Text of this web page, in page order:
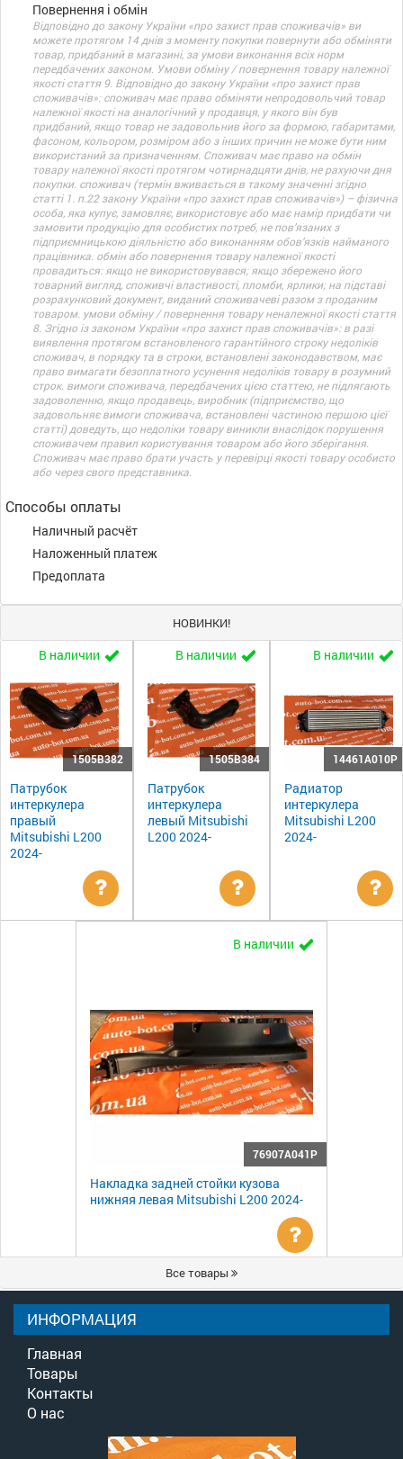
Повернення і обмін
Відповідно до закону України «про захист прав споживачів» ви
можете протягом 14 днів з моменту покупки повернути або обміняти
товар, придбаний в магазині, за умови виконання всіх норм
передбачених законом. Умови обміну / повернення товару належної
якості стаття 9. Відповідно до закону України «про захист прав
споживачів»: споживач має право обміняти непродовольчий товар
належної якості на аналогічний у продавця, у якого він був
придбаний, якщо товар не задовольнив його за формою, габаритами,
фасоном, кольором, розміром або з інших причин не може бути ним
використаний за призначенням. Споживач має право на обмін
товару належної якості протягом чотирнадцяти днів, не рахуючи дня
покупки. споживач (термін вживається в такому значенні згідно
статті 1. п.22 закону України «про захист прав споживачів») – фізична
особа, яка купує, замовляє, використовує або має намір придбати чи
замовити продукцію для особистих потреб, не пов’язаних з
підприємницькою діяльністю або виконанням обов’язків найманого
працівника. обмін або повернення товару належної якості
провадиться: якщо не використовувався; якщо збережено його
товарний вигляд, споживчі властивості, пломби, ярлики; на підставі
розрахунковий документ, виданий споживачеві разом з проданим
товаром. умови обміну / повернення товару неналежної якості стаття
8. Згідно із законом України «про захист прав споживачів»: в разі
виявлення протягом встановленого гарантійного строку недоліків
споживач, в порядку та в строки, встановлені законодавством, має
право вимагати безоплатного усунення недоліків товару в розумний
строк. вимоги споживача, передбачених цією статтею, не підлягають
задоволенню, якщо продавець, виробник (підприємство, що
задовольняє вимоги споживача, встановлені частиною першою цієї
статті) доведуть, що недоліки товару виникли внаслідок порушення
споживачем правил користування товаром або його зберігання.
Споживач має право брати участь у перевірці якості товару особисто
або через свого представника.
Способы оплаты
Наличный расчёт
Наложенный платеж
Предоплата
НОВИНКИ!
В наличии
1505B382
Патрубок
интеркулера
правый
Mitsubishi L200
2024-
Уточнить
В наличии
1505B384
Патрубок
интеркулера
левый Mitsubishi
L200 2024-
Уточнить
цену
В наличии
14461A010P
Радиатор
интеркулера
Mitsubishi L200
2024-
В наличии
76907A041P
Накладка задней стойки кузова
нижняя левая Mitsubishi L200 2024-
Уточнить
цену
Все товары
ИНФОРМАЦИЯ
Главная
Товары
Контакты
О нас